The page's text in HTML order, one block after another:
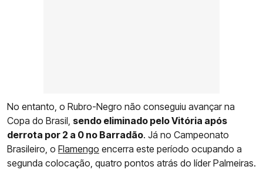
No entanto, o Rubro-Negro não conseguiu avançar na
Copa do Brasil, sendo eliminado pelo Vitória após
derrota por 2 a 0 no Barradão. Já no Campeonato
Brasileiro, o Flamengo encerra este período ocupando a
segunda colocação, quatro pontos atrás do líder Palmeiras.